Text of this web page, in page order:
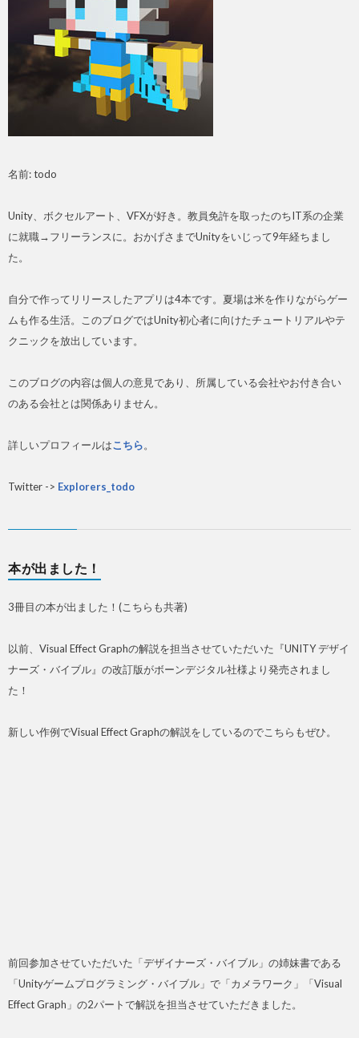
名前: todo
Unity、ボクセルアート、VFXが好き。教員免許を取ったのちIT系の企業
に就職→フリーランスに。おかげさまでUnityをいじって9年経ちまし
た。
自分で作ってリリースしたアプリは4本です。夏場は米を作りながらゲー
ムも作る生活。このブログではUnity初心者に向けたチュートリアルやテ
クニックを放出しています。
このブログの内容は個人の意見であり、所属している会社やお付き合い
のある会社とは関係ありません。
詳しいプロフィールはこちら。
Twitter -> Explorers_todo
本が出ました！
3冊目の本が出ました！(こちらも共著)
以前、Visual Effect Graphの解説を担当させていただいた『UNITY デザイ
ナーズ・バイブル』の改訂版がボーンデジタル社様より発売されまし
た！
新しい作例でVisual Effect Graphの解説をしているのでこちらもぜひ。
前回参加させていただいた「デザイナーズ・バイブル」の姉妹書である
「Unityゲームプログラミング・バイブル」で「カメラワーク」「Visual
Effect Graph」の2パートで解説を担当させていただきました。